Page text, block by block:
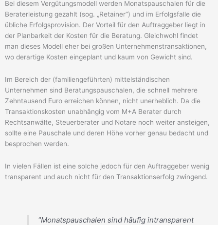
Bei diesem Vergütungsmodell werden Monatspauschalen für die
Beraterleistung gezahlt (sog. „Retainer“) und im Erfolgsfalle die
übliche Erfolgsprovision. Der Vorteil für den Auftraggeber liegt in
der Planbarkeit der Kosten für die Beratung. Gleichwohl findet
man dieses Modell eher bei großen Unternehmenstransaktionen,
wo derartige Kosten eingeplant und kaum von Gewicht sind.
Im Bereich der (familiengeführten) mittelständischen
Unternehmen sind Beratungspauschalen, die schnell mehrere
Zehntausend Euro erreichen können, nicht unerheblich. Da die
Transaktionskosten unabhängig vom M+A Berater durch
Rechtsanwälte, Steuerberater und Notare noch weiter ansteigen,
sollte eine Pauschale und deren Höhe vorher genau bedacht und
besprochen werden.
In vielen Fällen ist eine solche jedoch für den Auftraggeber wenig
transparent und auch nicht für den Transaktionserfolg zwingend.
"Monatspauschalen sind häufig intransparent